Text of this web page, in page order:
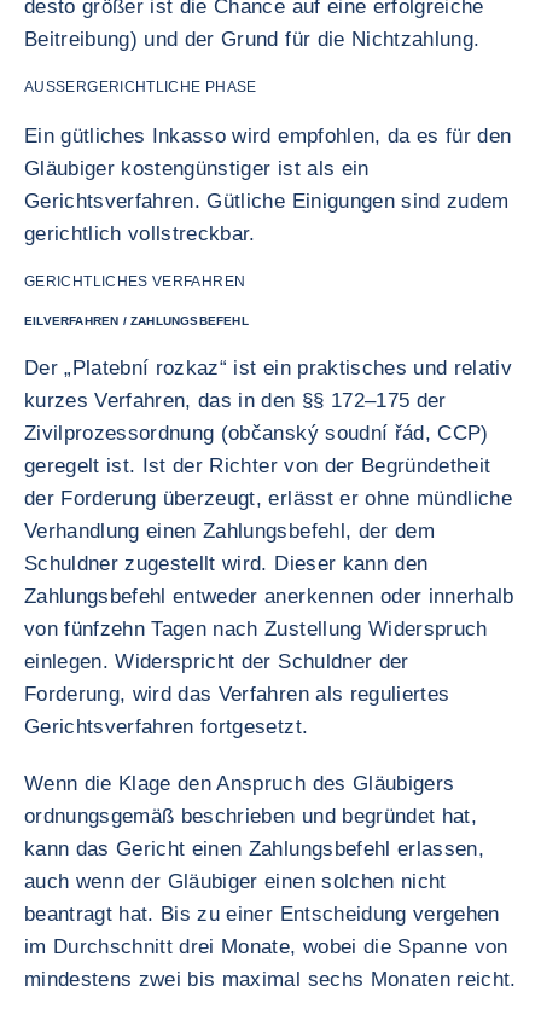
desto größer ist die Chance auf eine erfolgreiche
Beitreibung) und der Grund für die Nichtzahlung.
AUSSERGERICHTLICHE PHASE
Ein gütliches Inkasso wird empfohlen, da es für den
Gläubiger kostengünstiger ist als ein
Gerichtsverfahren. Gütliche Einigungen sind zudem
gerichtlich vollstreckbar.
GERICHTLICHES VERFAHREN
EILVERFAHREN / ZAHLUNGSBEFEHL
Der „Platební rozkaz“ ist ein praktisches und relativ
kurzes Verfahren, das in den §§ 172–175 der
Zivilprozessordnung (občanský soudní řád, CCP)
geregelt ist. Ist der Richter von der Begründetheit
der Forderung überzeugt, erlässt er ohne mündliche
Verhandlung einen Zahlungsbefehl, der dem
Schuldner zugestellt wird. Dieser kann den
Zahlungsbefehl entweder anerkennen oder innerhalb
von fünfzehn Tagen nach Zustellung Widerspruch
einlegen. Widerspricht der Schuldner der
Forderung, wird das Verfahren als reguliertes
Gerichtsverfahren fortgesetzt.
Wenn die Klage den Anspruch des Gläubigers
ordnungsgemäß beschrieben und begründet hat,
kann das Gericht einen Zahlungsbefehl erlassen,
auch wenn der Gläubiger einen solchen nicht
beantragt hat. Bis zu einer Entscheidung vergehen
im Durchschnitt drei Monate, wobei die Spanne von
mindestens zwei bis maximal sechs Monaten reicht.